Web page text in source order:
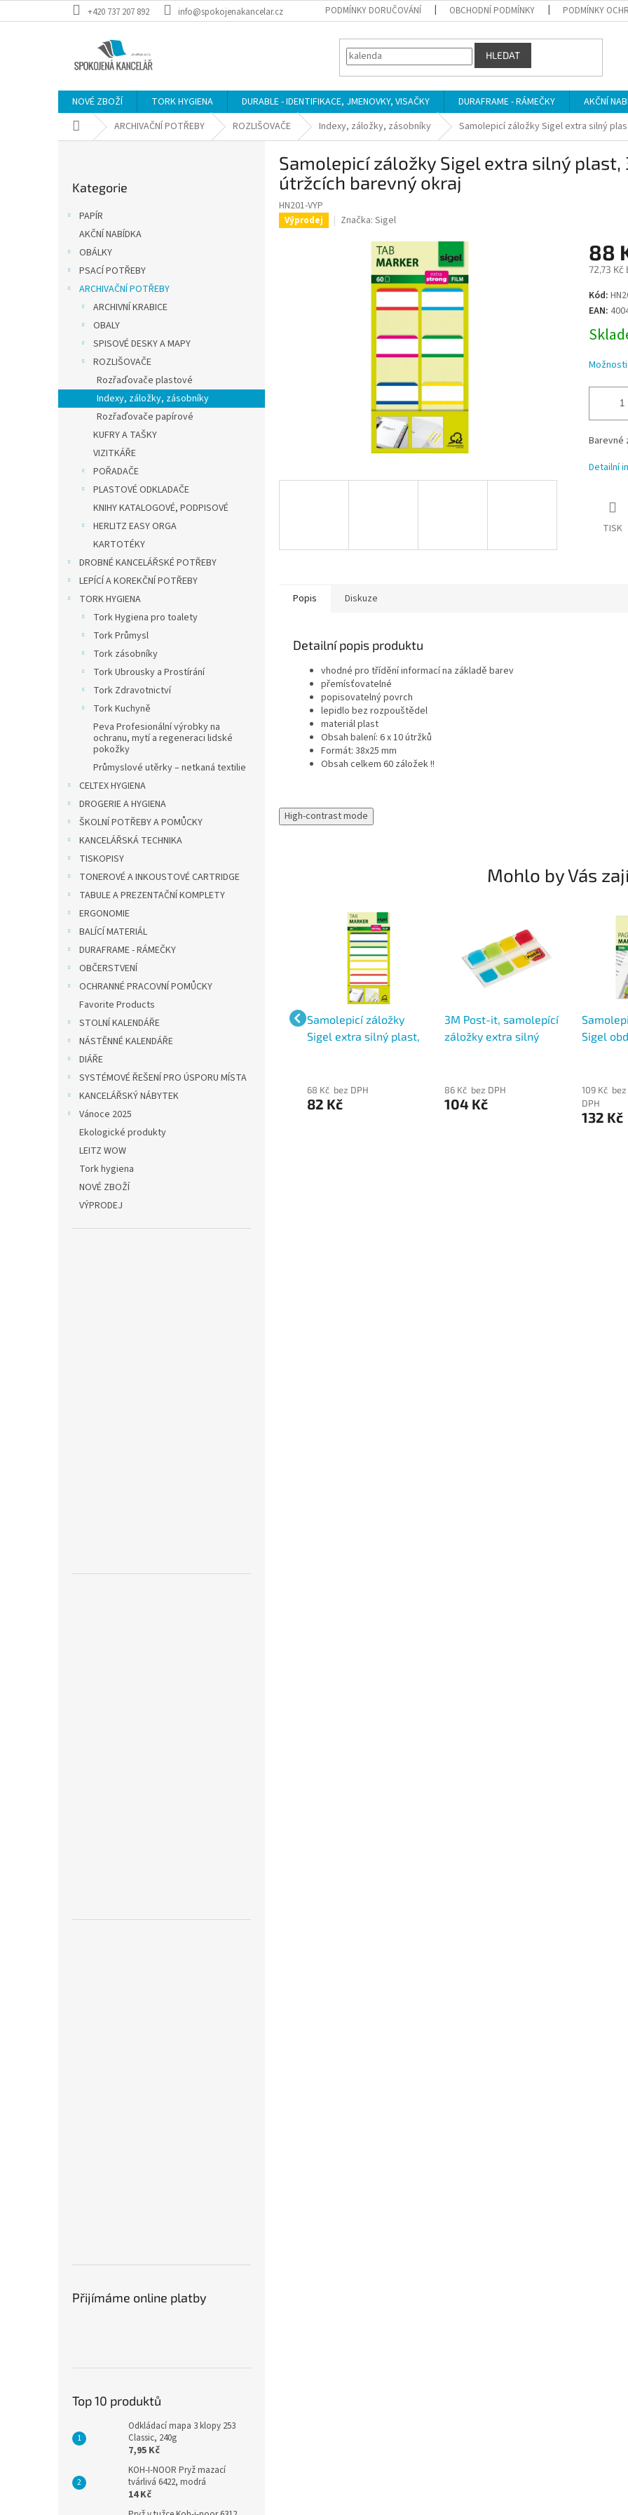
na
+420 737 207 892 info@spokojenakancelar.cz PODMÍNKY DORUČOVÁNÍ OBCHODNÍ PODMÍNKY PODMÍNKY
HLEDAT
NOVÉ ZBOŽÍ TORK HYGIENA DURABLE - IDENTIFIKACE, JMENOVKY, VISAČKY DURAFRAME - RÁMEČKY AKČNÍ
Domů ARCHIVAČNÍ POTŘEBY ROZLIŠOVAČE Indexy, záložky, zásobníky Samolepicí záložky Sigel extra silný
kategorie
Kategorie
PAPÍR
AKČNÍ NABÍDKA
OBÁLKY
PSACÍ POTŘEBY
ARCHIVAČNÍ POTŘEBY
ARCHIVNÍ KRABICE
OBALY
SPISOVÉ DESKY A MAPY
ROZLIŠOVAČE
Rozřaďovače plastové
Indexy, záložky, zásobníky
Rozřaďovače papírové
KUFRY A TAŠKY
VIZITKÁŘE
POŘADAČE
PLASTOVÉ ODKLADAČE
KNIHY KATALOGOVÉ, PODPISOVÉ
HERLITZ EASY ORGA
KARTOTÉKY
DROBNÉ KANCELÁŘSKÉ POTŘEBY
LEPÍCÍ A KOREKČNÍ POTŘEBY
TORK HYGIENA
Tork Hygiena pro toalety
Tork Průmysl
Tork zásobníky
Tork Ubrousky a Prostírání
Tork Zdravotnictví
Tork Kuchyně
Peva Profesionální výrobky na
ochranu, mytí a regeneraci lidské
pokožky
Průmyslové utěrky – netkaná textilie
CELTEX HYGIENA
DROGERIE A HYGIENA
ŠKOLNÍ POTŘEBY A POMŮCKY
KANCELÁŘSKÁ TECHNIKA
TISKOPISY
TONEROVÉ A INKOUSTOVÉ CARTRIDGE
TABULE A PREZENTAČNÍ KOMPLETY
ERGONOMIE
BALÍCÍ MATERIÁL
DURAFRAME - RÁMEČKY
OBČERSTVENÍ
OCHRANNÉ PRACOVNÍ POMŮCKY
Favorite Products
STOLNÍ KALENDÁŘE
NÁSTĚNNÉ KALENDÁŘE
DIÁŘE
SYSTÉMOVÉ ŘEŠENÍ PRO ÚSPORU MÍSTA
KANCELÁŘSKÝ NÁBYTEK
Vánoce 2025
Ekologické produkty
LEITZ WOW
Tork hygiena
NOVÉ ZBOŽÍ
VÝPRODEJ
Přijímáme online platby
Top 10 produktů
Odkládací mapa 3 klopy 253
Classic, 240g
7,95 Kč
KOH-I-NOOR Pryž mazací
tvárlivá 6422, modrá
14 Kč
Samolepicí záložky Sigel extra silný plast,
útržcích barevný okraj
HN201-VYP
Výprodej Značka: Sigel
88
72,73 Kč
Měrná
cena:
Kód:
EAN:
Barevné
Detailní
TISK
Popis Diskuze
Detailní popis produktu
vhodné pro třídění informací na základě barev
přemísťovatelné
popisovatelný povrch
lepidlo bez rozpouštědel
materiál plast
Obsah balení: 6 x 10 útržků
Formát: 38x25 mm
Obsah celkem 60 záložek !!
High-contrast mode
Mohlo by Vás
Samolepicí záložky
Sigel šipka, 45x25 mm,
5 barev po 25 útržcích
74 Kč bez DPH
Sigel kolečka, 50x12
útržcích
119 Kč bez DPH
144 Kč
Samolepicí záložky
Sigel extra silný plast,
68 Kč bez DPH
82 Kč
3M Post-it, samolepící
záložky extra silný
barevný pruh
86 Kč bez DPH
104 Kč
Sigel
109 Kč bez
DPH
132 Kč